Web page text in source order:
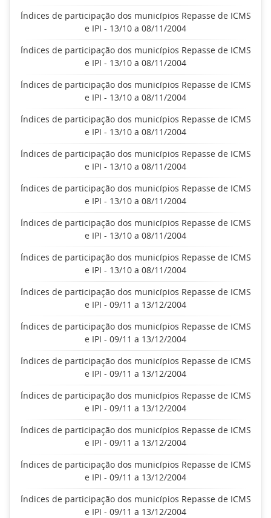
Índices de participação dos municípios Repasse de ICMS
e IPI - 13/10 a 08/11/2004
Índices de participação dos municípios Repasse de ICMS
e IPI - 13/10 a 08/11/2004
Índices de participação dos municípios Repasse de ICMS
e IPI - 13/10 a 08/11/2004
Índices de participação dos municípios Repasse de ICMS
e IPI - 13/10 a 08/11/2004
Índices de participação dos municípios Repasse de ICMS
e IPI - 13/10 a 08/11/2004
Índices de participação dos municípios Repasse de ICMS
e IPI - 13/10 a 08/11/2004
Índices de participação dos municípios Repasse de ICMS
e IPI - 13/10 a 08/11/2004
Índices de participação dos municípios Repasse de ICMS
e IPI - 13/10 a 08/11/2004
Índices de participação dos municípios Repasse de ICMS
e IPI - 09/11 a 13/12/2004
Índices de participação dos municípios Repasse de ICMS
e IPI - 09/11 a 13/12/2004
Índices de participação dos municípios Repasse de ICMS
e IPI - 09/11 a 13/12/2004
Índices de participação dos municípios Repasse de ICMS
e IPI - 09/11 a 13/12/2004
Índices de participação dos municípios Repasse de ICMS
e IPI - 09/11 a 13/12/2004
Índices de participação dos municípios Repasse de ICMS
e IPI - 09/11 a 13/12/2004
Índices de participação dos municípios Repasse de ICMS
e IPI - 09/11 a 13/12/2004